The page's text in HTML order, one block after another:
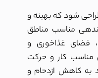
شود که بهینه و
مناسب مناطق
فضای غذاخوری و
مناسب کار و حرکت
به کاهش ازدحام و